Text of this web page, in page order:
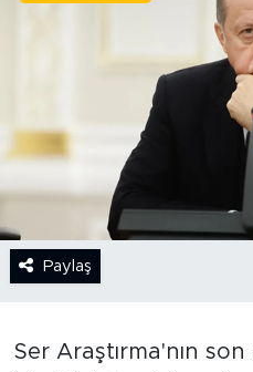
Paylaş
Ser Araştırma'nın
BİLİM-TEKNOLOJİ
NOSTALJİ
KULİS
DİNİ